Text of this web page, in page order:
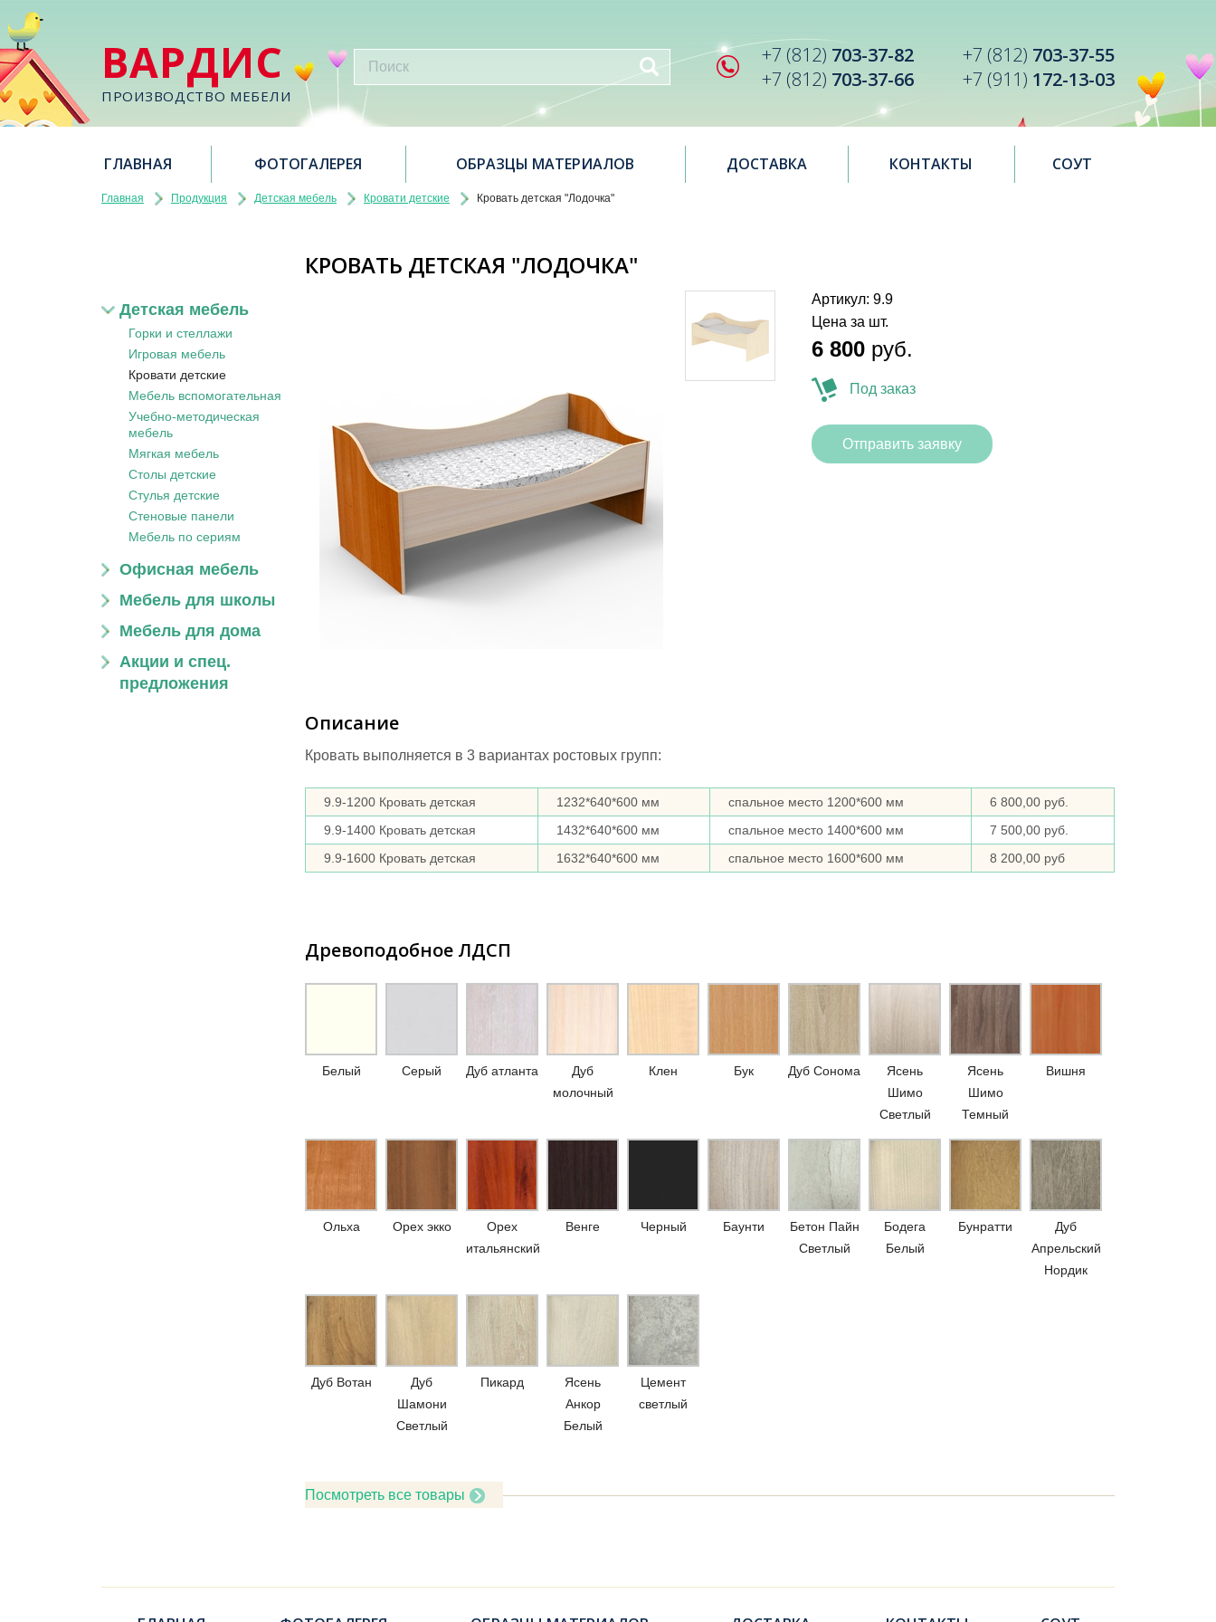
+7 (812) 703-37-82
+7 (812) 703-37-66
+7 (812) 703-37-55
+7 (911) 172-13-03
ВАРДИС
ПРОИЗВОДСТВО МЕБЕЛИ
ГЛАВНАЯ ФОТОГАЛЕРЕЯ ОБРАЗЦЫ МАТЕРИАЛОВ ДОСТАВКА КОНТАКТЫ СОУТ
Главная Продукция Детская мебель Кровати детские Кровать детская "Лодочка"
Детская мебель
Горки и стеллажи
Игровая мебель
Кровати детские
Мебель вспомогательная
Учебно-методическая
мебель
Мягкая мебель
Столы детские
Стулья детские
Стеновые панели
Мебель по сериям
Офисная мебель
Мебель для школы
Мебель для дома
Акции и спец.
предложения
КРОВАТЬ ДЕТСКАЯ "ЛОДОЧКА"
Артикул: 9.9
Цена за шт.
6 800 руб.
Под заказ
Отправить заявку
Описание
Кровать выполняется в 3 вариантах ростовых групп:
9.9-1200 Кровать детская 1232*640*600 мм спальное место 1200*600 мм
6 800,00 руб.
9.9-1400 Кровать детская
1432*640*600 мм спальное место 1400*600 мм
7 500,00 руб.
9.9-1600 Кровать детская
1632*640*600 мм спальное место 1600*600 мм 8 200,00 руб
Древоподобное ЛДСП
Белый Серый Дуб атланта
Дуб
молочный
Клен Бук Дуб Сонома
Ясень
Шимо
Светлый
Ясень
Шимо
Темный
Вишня
Ольха Орех экко
Орех
итальянский
Венге Черный Баунти
Бетон Пайн
Светлый
Бодега
Белый
Бунратти
Дуб
Апрельский
Нордик
Дуб Вотан
Дуб
Шамони
Светлый
Пикард
Ясень
Анкор
Белый
Цемент
светлый
Посмотреть все товары